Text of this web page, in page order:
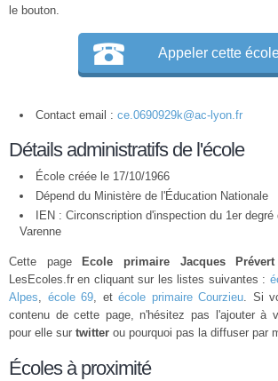
le bouton.
Appeler cette
Contact email : ce.0690929k@ac-lyon.fr
Détails administratifs de l'école
École créée le 17/10/1966
Dépend du Ministère de l'Éducation Nationale
IEN : Circonscription d'inspection du 1er
Varenne
Cette page Ecole primaire Jacques Prévert
LesEcoles.fr en cliquant sur les listes suivantes :
Alpes, école 69, etécole primaire Courzieu. Si
contenu de cette page, n'hésitez pas l'ajouter à
pour elle sur twitter ou pourquoi pas la diffuser par
Écoles à proximité